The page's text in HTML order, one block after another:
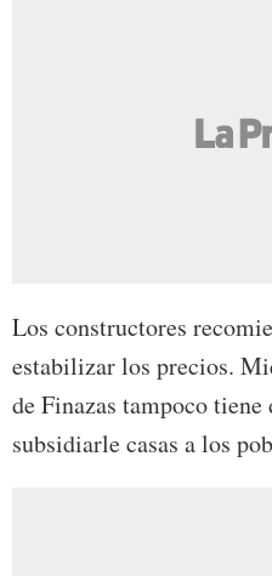
Los constructores
estabilizar los precios.
de Finazas tampoco
subsidiarle casas a los